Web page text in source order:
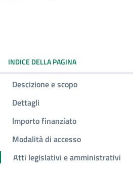
INDICE DELLA PAGINA
Descizione e scopo
Dettagli
Importo finanziato
Modalità di accesso
Atti legislativi e amministrativi